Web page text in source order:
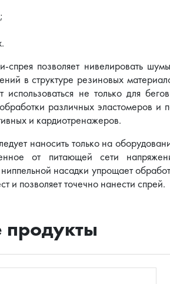
спрея позволяет нивелировать
в структуре резиновых
не только для
различных эластомеров и
и кардиотренажеров.
наносить только на
от питающей сети
насадки упрощает
и позволяет точечно нанести спрей.